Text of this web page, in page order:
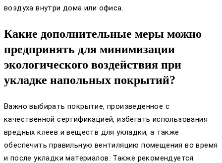
воздуха внутри дома или офиса.
Какие дополнительные меры можно
предпринять для минимизации
экологического воздействия при
укладке напольных покрытий?
Важно выбирать покрытие, произведенное с
качественной сертификацией, избегать использования
вредных клеев и веществ для укладки, а также
обеспечить правильную вентиляцию помещения во время
и после укладки материалов. Также рекомендуется